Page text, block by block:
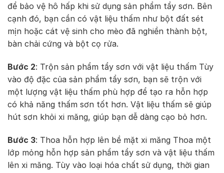
để bảo vệ hô hấp khi sử dụng sản phẩm tẩy sơn. Bên
cạnh đó, bạn cần có vật liệu thấm như bột đất sét
mịn hoặc cát vệ sinh cho mèo đã nghiền thành bột,
bàn chải cứng và bột cọ rửa.
Bước 2: Trộn sản phẩm tẩy sơn với vật liệu thấm Tùy
vào độ đặc của sản phẩm tẩy sơn, bạn sẽ trộn với
một lượng vật liệu thấm phù hợp để tạo ra hỗn hợp
có khả năng thấm sơn tốt hơn. Vật liệu thấm sẽ giúp
hút sơn khỏi xi măng, giúp bạn dễ dàng cạo bỏ hơn.
Bước 3: Thoa hỗn hợp lên bề mặt xi măng Thoa một
lớp mỏng hỗn hợp sản phẩm tẩy sơn và vật liệu thấm
lên xi măng. Tùy vào loại hóa chất sử dụng, thời gian